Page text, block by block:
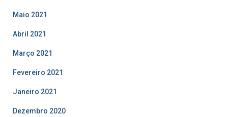
Maio 2021
Abril 2021
Março 2021
Fevereiro 2021
Janeiro 2021
Dezembro 2020